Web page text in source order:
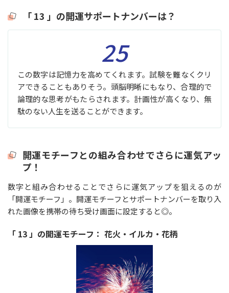
「 13 」の開運サポートナンバーは？
25
この数字は記憶力を高めてくれます。試験を難なくクリ
アできることもありそう。頭脳明晰にもなり、合理的で
論理的な思考がもたらされます。計画性が高くなり、無
駄のない人生を送ることができます。
開運モチーフとの組み合わせでさらに運気アッ
プ！
数字と組み合わせることでさらに運気アップを狙えるのが
「開運モチーフ」。開運モチーフとサポートナンバーを取り入
れた画像を携帯の待ち受け画面に設定すると◎。
「 13 」の開運モチーフ： 花火・イルカ・花柄